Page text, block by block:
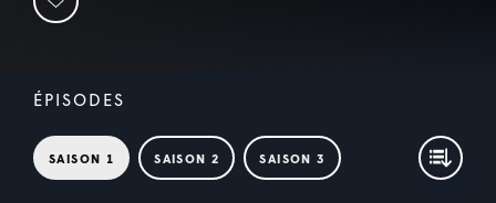
ÉPISODES
SAISON 1 SAISON 2 SAISON 3